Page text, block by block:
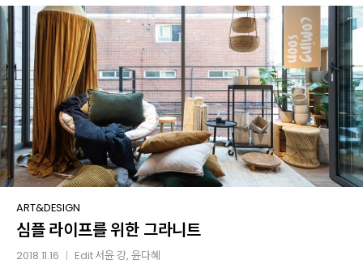
심플
라이프를
위한
ART&DESIGN
심플 라이프를 위한 그라니트
2018.11.16 Edit서윤 강, 윤다혜